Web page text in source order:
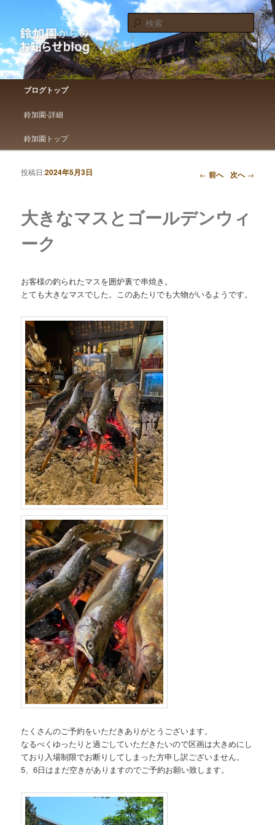
鈴加園からのお知らせブログ
鈴加園からのお知らせです
検
索
メインメニュー
メインコンテンツへ移動
サブコンテンツへ移動
ブログトップ
鈴加園-詳細
鈴加園トップ
投稿ナビゲーション ← 前へ 次へ→
大きなマスとゴールデンウィ
ーク
投稿日:2024年5月3日
お客様の釣られたマスを囲炉裏で串焼き。
とても大きなマスでした。このあたりでも大物がいるようです。
たくさんのご予約をいただきありがとうございます。
なるべくゆったりと過ごしていただきたいので区画は大きめにし
ており入場制限でお断りしてしまった方申し訳ございません。
5、6日はまだ空きがありますのでご予約お願い致します。